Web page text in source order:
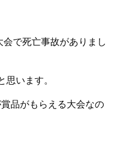
で死亡事故がありまし
います。
品がもらえる大会なの